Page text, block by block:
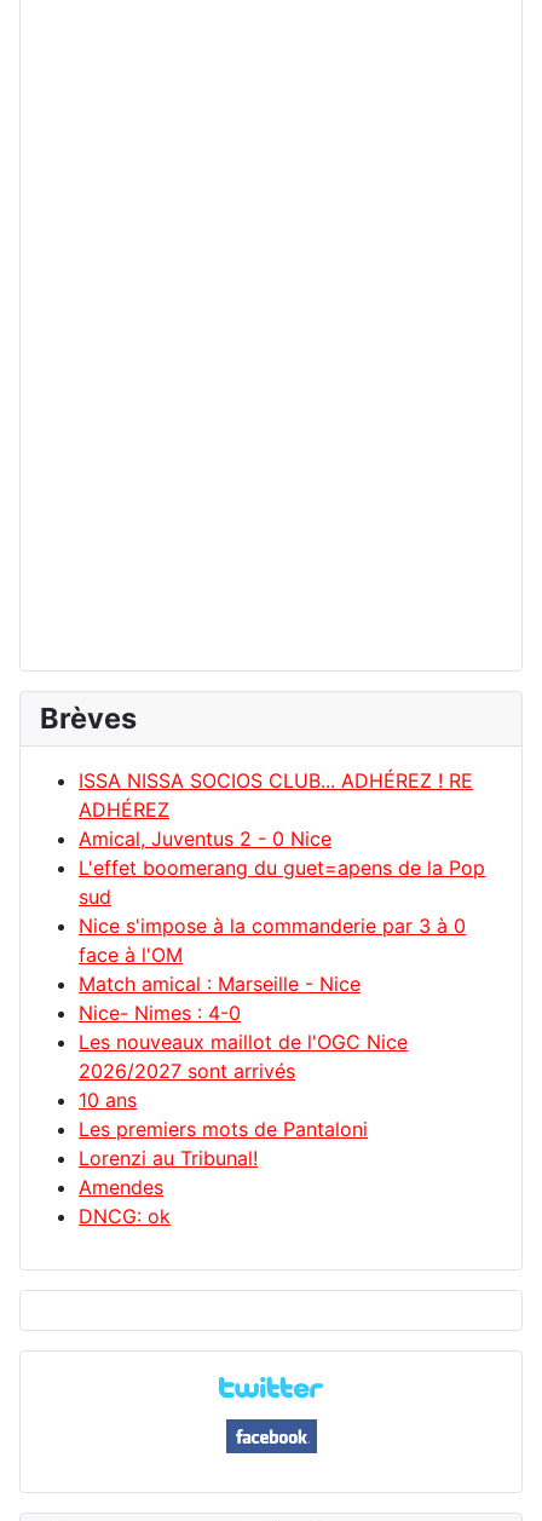
Brèves
ISSA NISSA SOCIOS CLUB... ADHÉREZ ! RE
ADHÉREZ
Amical, Juventus 2 - 0 Nice
L'effet boomerang du guet=apens de la Pop
sud
Nice s'impose à la commanderie par 3 à 0
face à l'OM
Match amical : Marseille - Nice
Nice- Nimes : 4-0
Les nouveaux maillot de l'OGC Nice
2026/2027 sont arrivés
10 ans
Les premiers mots de Pantaloni
Lorenzi au Tribunal!
Amendes
DNCG: ok